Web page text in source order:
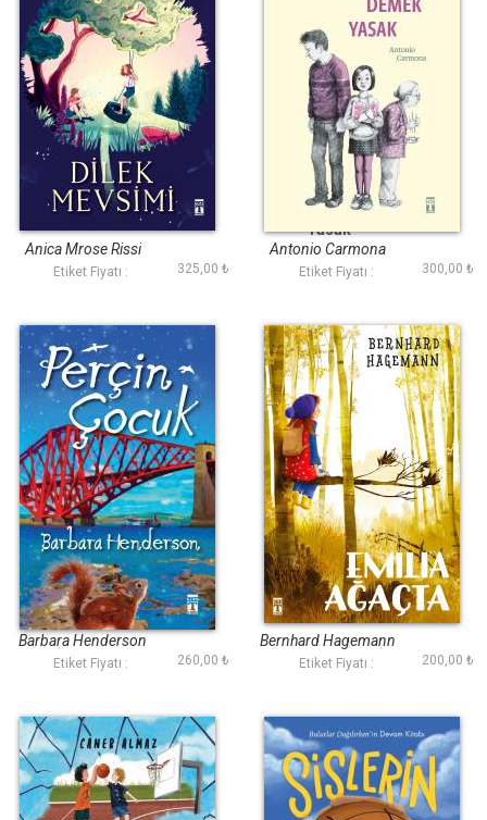
Dilek Mevsimi
Anica Mrose Rissi
Etiket Fiyatı : 325,00 ₺
Sayonara Demek
Yasak
Antonio Carmona
Etiket Fiyatı : 300,00 ₺
Perçin Çocuk
Barbara Henderson
Etiket Fiyatı : 260,00 ₺
Emilia Ağaçta
Bernhard Hagemann
Etiket Fiyatı : 200,00 ₺